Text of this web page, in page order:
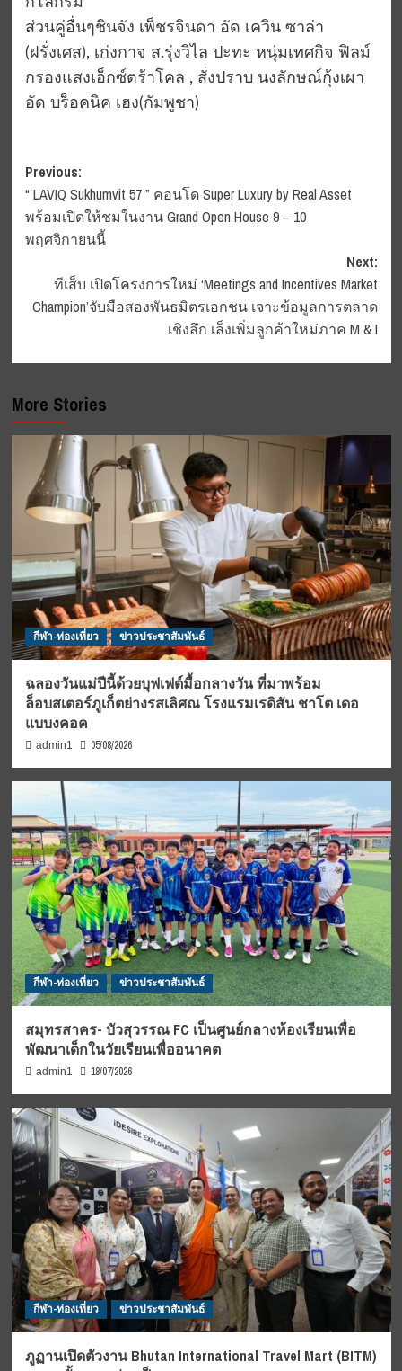
ส่วนคู่อื่นๆชินจัง เพ็ชรจินดา อัด เควิน ซาล่า
(ฝรั่งเศส), เก่งกาจ ส.รุ่งวิไล ปะทะ หนุ่มเทศกิจ ฟิลม์
กรองแสงเอ็กซ์ตร้าโคล , สั่งปราบ นงลักษณ์กุ้งเผา
อัด บร็อคนิค เฮง(กัมพูชา)
Post
navigation
Previous:
“ LAVIQ Sukhumvit 57 ” คอนโด Super Luxury by Real Asset
พร้อมเปิดให้ชมในงาน Grand Open House 9 – 10
พฤศจิกายนนี้
Next:
ทีเส็บ เปิดโครงการใหม่ ‘Meetings and Incentives Market
Champion’จับมือสองพันธมิตรเอกชน เจาะข้อมูลการตลาด
เชิงลึก เล็งเพิ่มลูกค้าใหม่ภาค M & I
More Stories
กีฬา-ท่องเที่ยว ข่าวประชาสัมพันธ์
ฉลองวันแม่ปีนี้ด้วยบุฟเฟต์มื้อกลางวัน ที่มาพร้อม
ล็อบสเตอร์ภูเก็ตย่างรสเลิศณ โรงแรมเรดิสัน ชาโต เดอ
แบบงคอค
admin1 05/08/2026
กีฬา-ท่องเที่ยว ข่าวประชาสัมพันธ์
สมุทรสาคร- บัวสุวรรณ FC เป็นศูนย์กลางห้องเรียนเพื่อ
พัฒนาเด็กในวัยเรียนเพื่ออนาคต
admin1 18/07/2026
กีฬา-ท่องเที่ยว ข่าวประชาสัมพันธ์
ภูฏานเปิดตัวงาน Bhutan International Travel Mart (BITM)